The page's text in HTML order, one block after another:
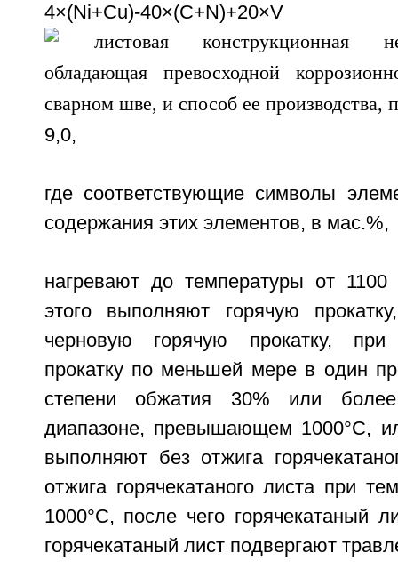
4×(Ni+Cu)-
9,0,
где соответствующие символы
содержания этих элементов, в мас.%,
нагревают до температуры от
этого выполняют горячую
черновую горячую прокатку, при
прокатку по меньшей мере в один
степени обжатия 30% или
диапазоне, превышающем 1000°C,
выполняют без отжига
отжига горячекатаного листа при
1000°C, после чего горячекатаный
горячекатаный лист подвергают